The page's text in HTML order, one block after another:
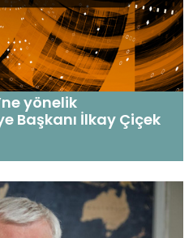
yönelik
Başkanı İlkay Çiçek